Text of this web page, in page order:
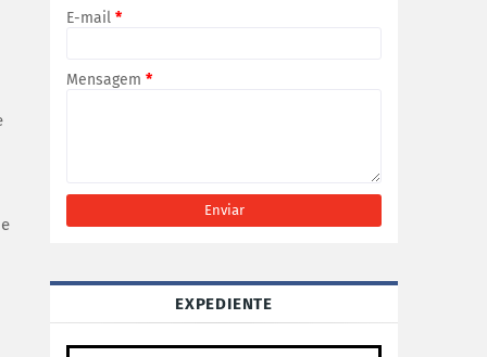
E-mail *
Mensagem *
EXPEDIENTE